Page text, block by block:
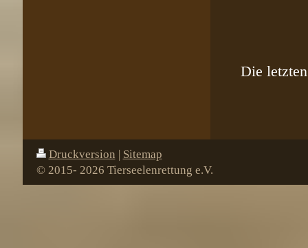
Die
Druckversion | Sitemap
© 2015- 2026 Tierseelenrettung e.V.